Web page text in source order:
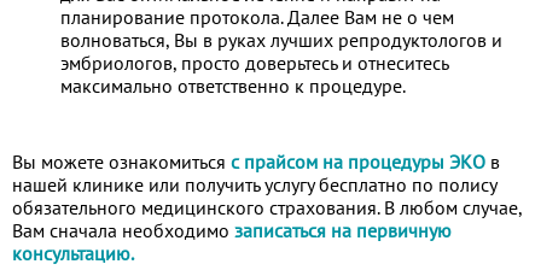
планирование протокола. Далее Вам не о чем
волноваться, Вы в руках лучших репродуктологов и
эмбриологов, просто доверьтесь и отнеситесь
максимально ответственно к процедуре.
Вы можете ознакомиться с прайсом на процедуры ЭКО в
нашей клинике или получить услугу бесплатно по полису
обязательного медицинского страхования. В любом случае,
Вам сначала необходимо записаться на первичную
консультацию.